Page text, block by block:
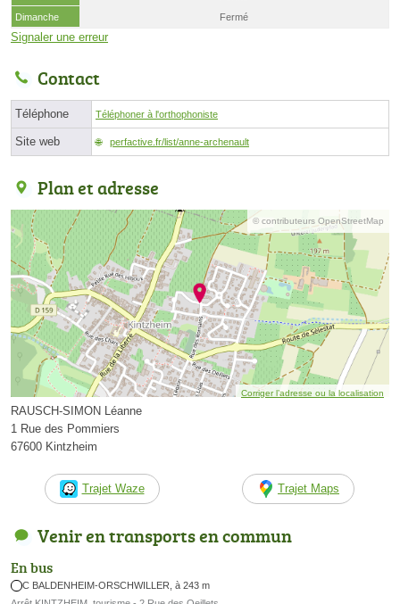
Dimanche
Fermé
Signaler une erreur
Contact
Téléphone Téléphoner à l'orthophoniste
Site web perfactive.fr/list/anne-archenault
Plan et adresse
© contributeurs OpenStreetMap
Corriger l’adresse ou la localisation
RAUSCH-SIMON Léanne
1 Rue des Pommiers
67600 Kintzheim
Trajet Waze Trajet Maps
Venir en transports en commun
En bus
C BALDENHEIM-ORSCHWILLER, à 243 m